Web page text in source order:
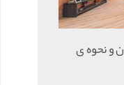
و نحوه ی